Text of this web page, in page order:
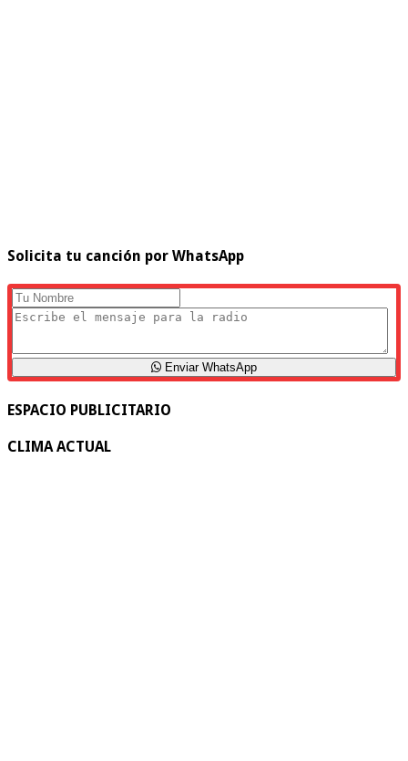
Solicita tu canción por WhatsApp
Enviar WhatsApp
ESPACIO PUBLICITARIO
CLIMA ACTUAL